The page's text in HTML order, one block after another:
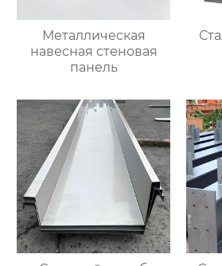
Металлическая
навесная стеновая
панель